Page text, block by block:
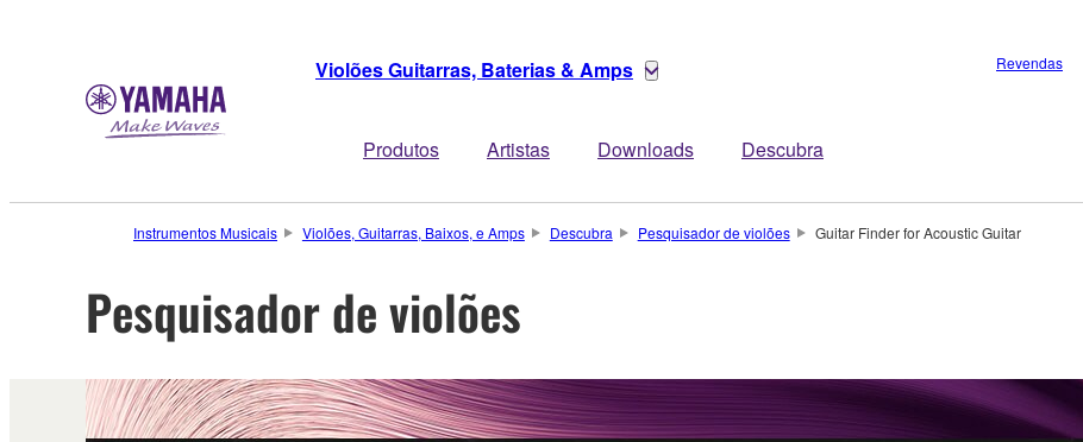
Violões Guitarras, Baterias & Amps
Produtos Artistas Downloads Descubra
Revendas
Instrumentos Musicais Violões, Guitarras, Baixos, e Amps Descubra Pesquisador de violões Guitar Finder for Acoustic Guitar
Pesquisador de violões